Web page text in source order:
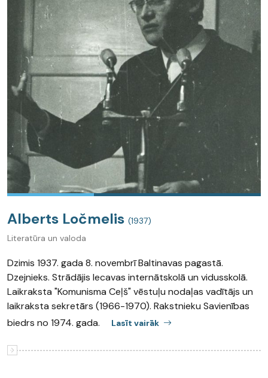
Alberts Ločmelis (1937)
Literatūra un valoda
Dzimis 1937. gada 8. novembrī Baltinavas pagastā.
Dzejnieks. Strādājis Iecavas internātskolā un vidusskolā.
Laikraksta "Komunisma Ceļš" vēstuļu nodaļas vadītājs un
laikraksta sekretārs (1966-1970). Rakstnieku Savienības
biedrs no 1974. gada.
Lasīt vairāk